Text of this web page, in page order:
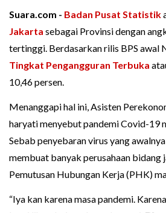
Suara.com - Badan Pusat Statistik
Jakarta sebagai Provinsi dengan
tertinggi. Berdasarkan rilis BPS awal
Tingkat Pengangguran Terbuka
10,46 persen.
Menanggapi hal ini, Asisten
haryati menyebut pandemi Covid-19
Sebab penyebaran virus yang
membuat banyak perusahaan bidang
Pemutusan Hubungan Kerja (PHK)
“Iya kan karena masa pandemi.